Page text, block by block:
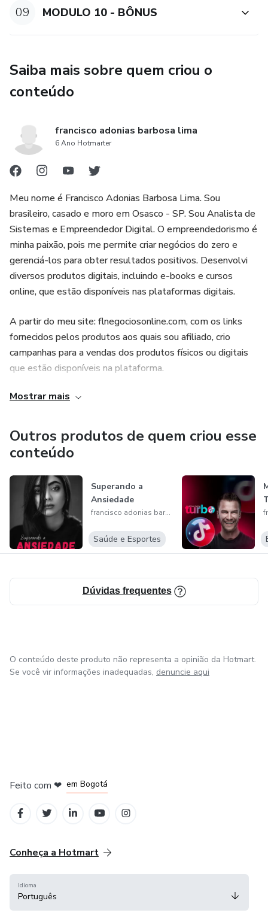
09 MODULO 10 - BÔNUS
Saiba mais sobre quem criou o
conteúdo
francisco adonias barbosa lima
6 Ano Hotmarter
Meu nome é Francisco Adonias Barbosa Lima. Sou
brasileiro, casado e moro em Osasco - SP. Sou Analista de
Sistemas e Empreendedor Digital. O empreendedorismo é
minha paixão, pois me permite criar negócios do zero e
gerenciá-los para obter resultados positivos. Desenvolvi
diversos produtos digitais, incluindo e-books e cursos
online, que estão disponíveis nas plataformas digitais.
A partir do meu site: flnegociosonline.com, com os links
fornecidos pelos produtos aos quais sou afiliado, crio
campanhas para a vendas dos produtos físicos ou digitais
que estão disponíveis na plataforma.
Mostrar mais
Outros produtos de quem criou esse
conteúdo
Superando a
Ansiedade
francisco adonias barbosa lima
Saúde e Esportes
Dúvidas frequentes
O conteúdo deste produto não representa a opinião da Hotmart.
Se você vir informações inadequadas, denuncie aqui
Feito com ❤ em Bogotá
Conheça a Hotmart
Idioma
Português